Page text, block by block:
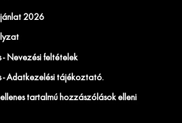
2026
- Nevezési feltételek
- Adatkezelési tájékoztató.
tartalmú hozzászólások elleni